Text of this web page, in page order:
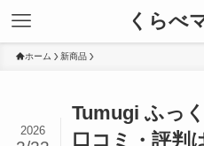
くらべ
ホーム 新商品
Tumugi ふっ
口コミ・評判
2026